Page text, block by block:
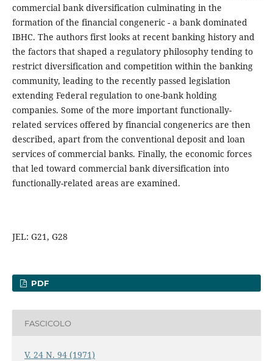
commercial bank diversification culminating in the
formation of the financial congeneric - a bank dominated
IBHC. The authors first looks at recent banking history and
the factors that shaped a regulatory philosophy tending to
restrict diversification and competition within the banking
community, leading to the recently passed legislation
extending Federal regulation to one-bank holding
companies. Some of the more important functionally-
related services offered by financial congenerics are then
described, apart from the conventional deposit and loan
services of commercial banks. Finally, the economic forces
that led toward commercial bank diversification into
functionally-related areas are examined.
JEL: G21, G28
PDF
FASCICOLO
V. 24 N. 94 (1971)